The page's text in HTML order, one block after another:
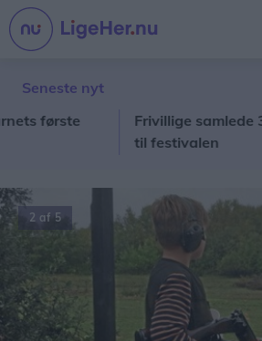
Seneste nyt
Frivillige samlede
til festivalen
2 af 5